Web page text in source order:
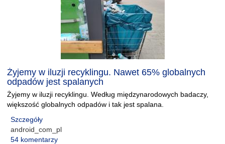
Żyjemy w iluzji recyklingu. Nawet 65% globalnych
odpadów jest spalanych
Żyjemy w iluzji recyklingu. Według międzynarodowych badaczy,
większość globalnych odpadów i tak jest spalana.
Szczegóły
android_com_pl
54 komentarzy